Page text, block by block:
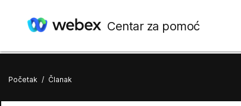
Centar za pomoć
Početak / Članak